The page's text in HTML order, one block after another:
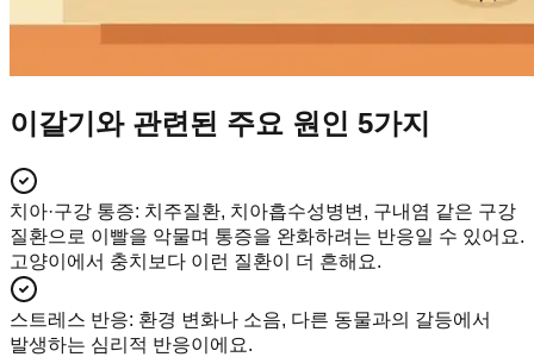
이갈기와 관련된 주요 원인 5가지
치아·구강 통증: 치주질환, 치아흡수성병변, 구내염 같은 구강
질환으로 이빨을 악물며 통증을 완화하려는 반응일 수 있어요.
고양이에서 충치보다 이런 질환이 더 흔해요.
스트레스 반응: 환경 변화나 소음, 다른 동물과의 갈등에서
발생하는 심리적 반응이에요.